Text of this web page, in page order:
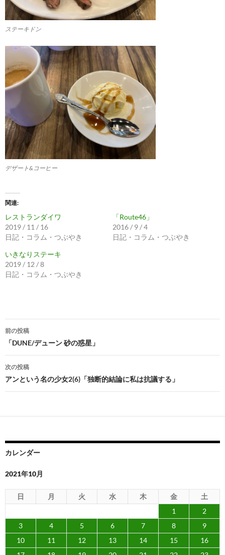
ステーキドン
デザート&コーヒー
関連
レストランダイワ
2019 / 11 / 16
日記・コラム・つぶやき
「Route46」
2016 / 9 / 4
日記・コラム・つぶやき
いきなりステーキ
2019 / 12 / 8
日記・コラム・つぶやき
投
稿
ナ
ビ
ゲ
ー
ョ
ン
前の投稿
「DUNE/デューン 砂の惑星」
次の投稿
アンという名の少女2(6)「独断的結論に私は抗議する」
カレンダー
2021年10月
日 月 火 水 木 金
土
1
2
3
4 5 6 7 8
9
10
11 12 13 14 15
16